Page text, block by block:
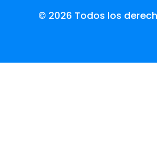
© 2026 Todos los